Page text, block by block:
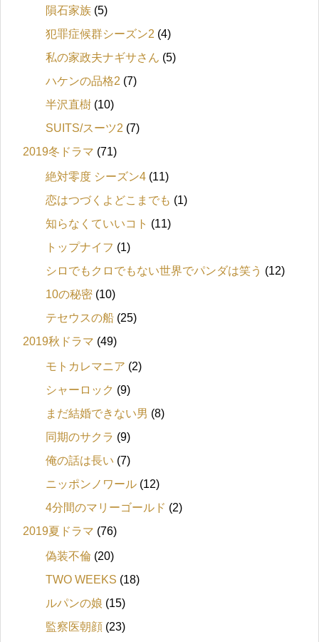
隕石家族 (5)
犯罪症候群シーズン2 (4)
私の家政夫ナギサさん (5)
ハケンの品格2 (7)
半沢直樹 (10)
SUITS/スーツ2 (7)
2019冬ドラマ (71)
絶対零度 シーズン4 (11)
恋はつづくよどこまでも (1)
知らなくていいコト (11)
トップナイフ (1)
シロでもクロでもない世界でパンダは笑う (12)
10の秘密 (10)
テセウスの船 (25)
2019秋ドラマ (49)
モトカレマニア (2)
シャーロック (9)
まだ結婚できない男 (8)
同期のサクラ (9)
俺の話は長い (7)
ニッポンノワール (12)
4分間のマリーゴールド (2)
2019夏ドラマ (76)
偽装不倫 (20)
TWO WEEKS (18)
ルパンの娘 (15)
監察医朝顔 (23)